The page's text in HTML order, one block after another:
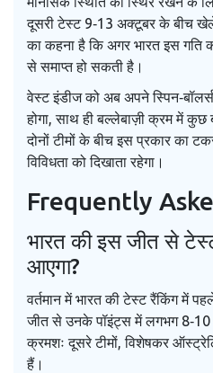
दूसरी टेस्ट 9‑13 अक्टूबर के बीच खेले
का कहना है कि अगर भारत इस गति
से समाप्त हो सकती है।
वेस्ट इंडीज को अब अपने
होगा, साथ ही बल्लेबाज़ी क्रम में कुछ
दोनों टीमों के बीच इस प्रकार का
विविधता को दिखाता रहेगा।
Frequently
भारत की इस जीत से
आएगा?
वर्तमान में भारत की टेस्ट रैंकिंग में
जीत से उनके पॉइंट्स में लगभग 8‑10
क्रमशः दूसरे टीमों, विशेषकर
हैं।